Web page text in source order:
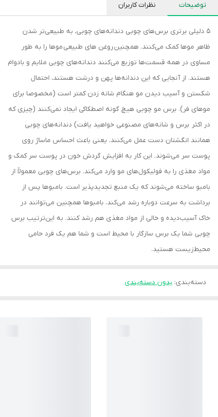
توضیحات نظرات کاربران
5 دلیلی برتری برس‌های چوبی دندانه‌های چوبی، به طبیعی‌تر شدن
ظاهر موها کمک می‌کنند. همچنین روغن های طبیعی موها را به طور
مساوی در همه قسمت‌ها توزیع می‌کنند دندانه‌های چوبی ملایم و بادوام
هستند. از آنجایی که این دندانه‌ها پهن و درشت هستند، احتمال
شکستن و آسیب دیدن مو هنگام شانه زدن کمتر است (مخصوصا برای
موهای فر). برس‌ مو چوبی هیچ گونه اصطکاکی ایجاد نمی‌کنند (چیزی که
در اکثر برس و شانه‌های مصنوعی خواهید یافت) دندانه‌های چوبی
همانند انگشتان دست عمل می‌کنند. یعنی باعث احساس ماساژ روی
پوست سر می‌شوند. این کار به افزایش گردش خون در پوست سر کمک و
مواد مغذی را به فولیکول‌های مو وارد می‌کند. برس‌های چوبی معمولاً از
بامبو ساخته می‌شوند که یک منبع تجدیدپذیر است. بامبوها پس از
برداشت به سرعت دوباره رشد می‌کند. بامبوها همچنین می‌توانند در
خاک آسیب‌دیده و خالی از مواد مغذی هم رشد کنند. به این‌ترتیب برس
چوبی شما یک برس سازگار با محیط است و شما هم یک فرد حامی‌
محیط‌زیست هستید.
دسته‌بندی: بدون دسته‌بندی